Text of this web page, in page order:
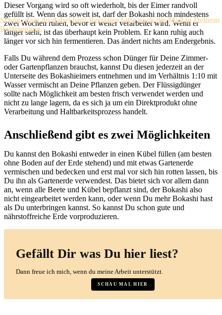
Dieser Vorgang wird so oft wiederholt, bis der Eimer randvoll
gefüllt ist. Wenn das soweit ist, darf der Bokashi noch mindestens
zwei Wochen ruhen, bevor er weiter verarbeitet wird. Wenn er
länger steht, ist das überhaupt kein Problem. Er kann ruhig auch
länger vor sich hin fermentieren. Das ändert nichts am Endergebnis.
Falls Du während dem Prozess schon Dünger für Deine Zimmer-
oder Gartenpflanzen brauchst, kannst Du diesen jederzeit an der
Unterseite des Bokashieimers entnehmen und im Verhältnis 1:10 mit
Wasser vermischt an Deine Pflanzen geben. Der Flüssigdünger
sollte nach Möglichkeit am besten frisch verwendet werden und
nicht zu lange lagern, da es sich ja um ein Direktprodukt ohne
Verarbeitung und Haltbarkeitsprozess handelt.
Anschließend gibt es zwei Möglichkeiten
Du kannst den Bokashi entweder in einen Kübel füllen (am besten
ohne Boden auf der Erde stehend) und mit etwas Gartenerde
vermischen und bedecken und erst mal vor sich hin rotten lassen, bis
Du ihn als Gartenerde verwendest. Das bietet sich vor allem dann
an, wenn alle Beete und Kübel bepflanzt sind, der Bokashi also
nicht eingearbeitet werden kann, oder wenn Du mehr Bokashi hast
als Du unterbringen kannst. So kannst Du schon gute und
nährstoffreiche Erde vorproduzieren.